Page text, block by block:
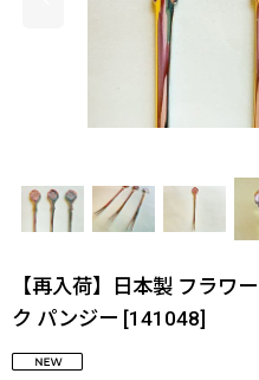
【再入荷】日本製 フラワ
ク パンジー [141048]